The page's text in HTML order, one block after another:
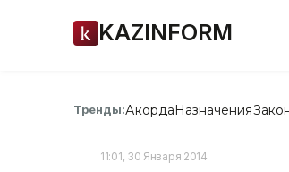
KAZINFORM
Тренды:АкордаНазначения
11:01, 30 Января 2014